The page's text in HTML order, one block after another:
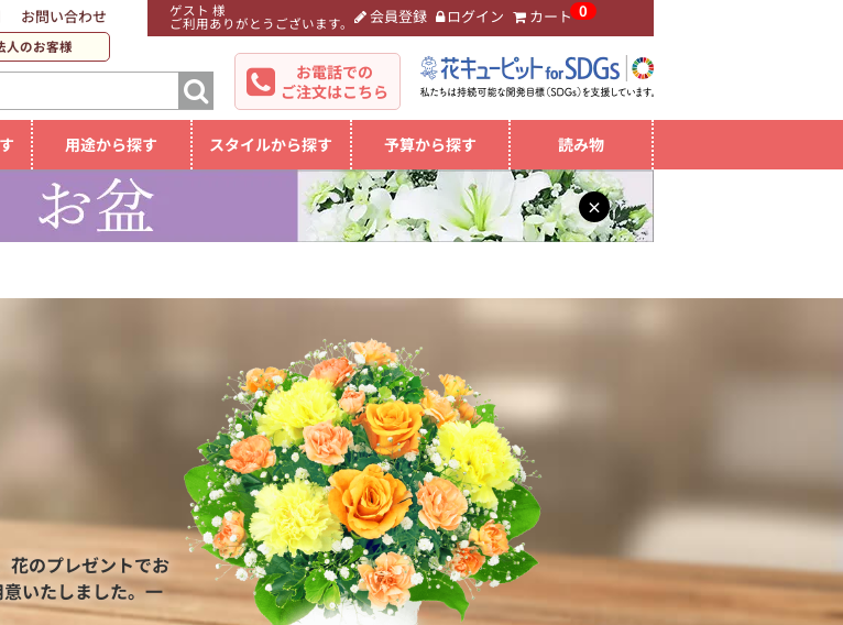
ゲスト 様
ご利用ありがとうございます。 会員登録 ログイン カート 0
お問い合わせ
人のお客様
お電話での
ご注文はこちら
用途から探す スタイルから探す 予算から探す 読み物
×
花のプレゼントでお
いたしました。一